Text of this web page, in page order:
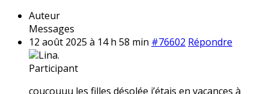
Auteur
Messages
12 août 2025 à 14 h 58 min #76602 Répondre
Lina.
Participant
coucouuu les filles désolée j’étais en vacances à